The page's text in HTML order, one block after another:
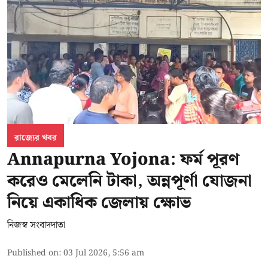
রাজ্যের খবর
Annapurna Yojona: ফর্ম পূরণ
করেও মেলেনি টাকা, অন্নপূর্ণা যোজনা
নিয়ে একাধিক জেলায় ক্ষোভ
নিজস্ব সংবাদদাতা
Published on:03 Jul 2026, 5:56 am